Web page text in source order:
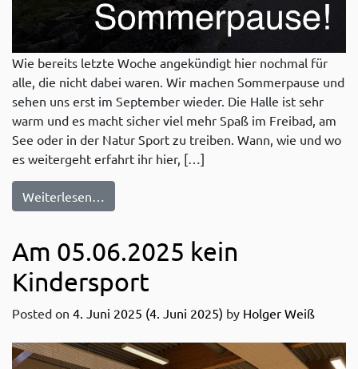
Wie bereits letzte Woche angekündigt hier nochmal für
alle, die nicht dabei waren. Wir machen Sommerpause und
sehen uns erst im September wieder. Die Halle ist sehr
warm und es macht sicher viel mehr Spaß im Freibad, am
See oder in der Natur Sport zu treiben. Wann, wie und wo
es weitergeht erfahrt ihr hier, […]
Weiterlesen…
Am 05.06.2025 kein
Kindersport
Posted on 4. Juni 2025 (4. Juni 2025) by Holger Weiß